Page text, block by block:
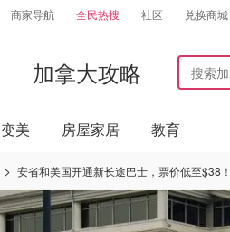
商家导航 全民热搜 社区 兑换商城
加拿大攻略
变美 房屋家居 教育
安省和美国开通新长途巴士，票价低至$38